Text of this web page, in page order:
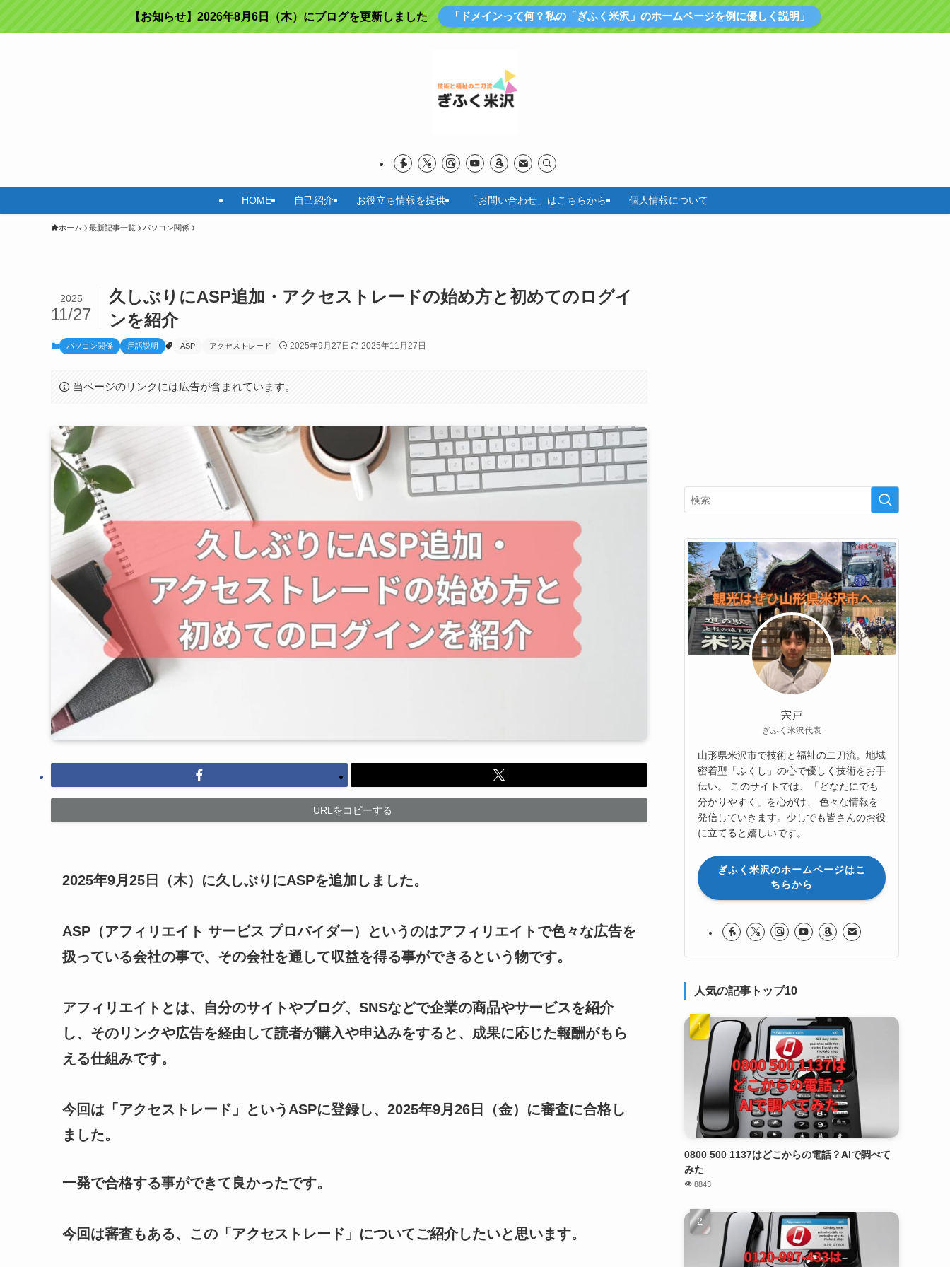
【お知らせ】2026年8月6日（木）にブログを更新しました 「ドメインって何？私の「ぎふく米沢」のホームページを例に優しく説明」
HOME 自己紹介 お役立ち情報を提供 「お問い合わせ」はこちらから 個人情報について
ホーム 最新記事一覧 パソコン関係
久しぶりにASP追加・アクセストレードの始め方と初めてのログイ
ンを紹介
2025
11/27
パソコン関係 用語説明 ASP アクセストレード 2025年9月27日 2025年11月27日
当ページのリンクには広告が含まれています。
URLをコピーする
2025年9月25日（木）に久しぶりにASPを追加しました。
ASP（アフィリエイト サービス プロバイダー）というのはアフィリエイトで色々な広告を
扱っている会社の事で、その会社を通して収益を得る事ができるという物です。
アフィリエイトとは、自分のサイトやブログ、SNSなどで企業の商品やサービスを紹介
し、そのリンクや広告を経由して読者が購入や申込みをすると、成果に応じた報酬がもら
える仕組みです。
今回は「アクセストレード」というASPに登録し、2025年9月26日（金）に審査に合格し
ました。
一発で合格する事ができて良かったです。
今回は審査もある、この「アクセストレード」についてご紹介したいと思います。
宍戸
ぎふく米沢代表
山形県米沢市で技術と福祉の二刀流。地域
密着型「ふくし」の心で優しく技術をお手
伝い。 このサイトでは、「どなたにでも
分かりやすく」を心がけ、 色々な情報を
発信していきます。少しでも皆さんのお役
に立てると嬉しいです。
ぎふく米沢のホームページはこ
ちらから
人気の記事トップ10
0800 500 1137はどこからの電話？AIで調べて
みた
8843